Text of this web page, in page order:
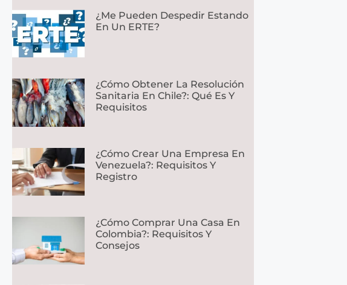
¿Me Pueden Despedir Estando
En Un ERTE?
¿Cómo Obtener La Resolución
Sanitaria En Chile?: Qué Es Y
Requisitos
¿Cómo Crear Una Empresa En
Venezuela?: Requisitos Y
Registro
¿Cómo Comprar Una Casa En
Colombia?: Requisitos Y
Consejos